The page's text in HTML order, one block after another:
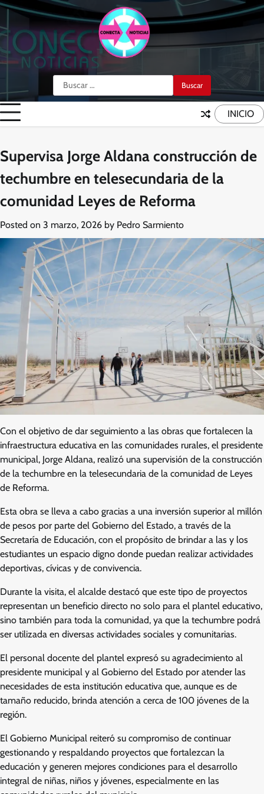
Skip
content
Buscar:
INICIO
Supervisa Jorge Aldana construcción de
techumbre en telesecundaria de la
comunidad Leyes de Reforma
Posted on 3 marzo, 2026 by Pedro Sarmiento
Con el objetivo de dar seguimiento a las obras que fortalecen la
infraestructura educativa en las comunidades rurales, el presidente
municipal, Jorge Aldana, realizó una supervisión de la construcción
de la techumbre en la telesecundaria de la comunidad de Leyes
de Reforma.
Esta obra se lleva a cabo gracias a una inversión superior al millón
de pesos por parte del Gobierno del Estado, a través de la
Secretaría de Educación, con el propósito de brindar a las y los
estudiantes un espacio digno donde puedan realizar actividades
deportivas, cívicas y de convivencia.
Durante la visita, el alcalde destacó que este tipo de proyectos
representan un beneficio directo no solo para el plantel educativo,
sino también para toda la comunidad, ya que la techumbre podrá
ser utilizada en diversas actividades sociales y comunitarias.
El personal docente del plantel expresó su agradecimiento al
presidente municipal y al Gobierno del Estado por atender las
necesidades de esta institución educativa que, aunque es de
tamaño reducido, brinda atención a cerca de 100 jóvenes de la
región.
El Gobierno Municipal reiteró su compromiso de continuar
gestionando y respaldando proyectos que fortalezcan la
educación y generen mejores condiciones para el desarrollo
integral de niñas, niños y jóvenes, especialmente en las